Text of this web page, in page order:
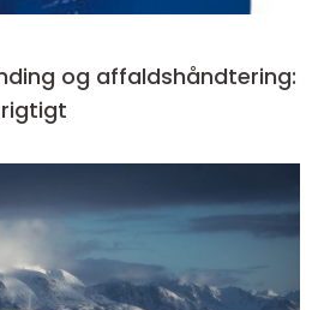
og affaldshåndtering: